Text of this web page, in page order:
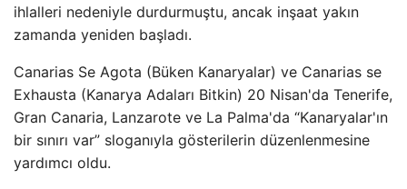
ihlalleri nedeniyle durdurmuştu, ancak inşaat yakın
zamanda yeniden başladı.
Canarias Se Agota (Büken Kanaryalar) ve Canarias se
Exhausta (Kanarya Adaları Bitkin) 20 Nisan'da Tenerife,
Gran Canaria, Lanzarote ve La Palma'da “Kanaryalar'ın
bir sınırı var” sloganıyla gösterilerin düzenlenmesine
yardımcı oldu.